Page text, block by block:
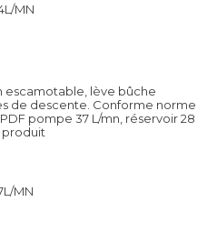
MN
escamotable, lève bûche
de descente. Conforme norme
pompe 37 L/mn, réservoir 28
produit
MN